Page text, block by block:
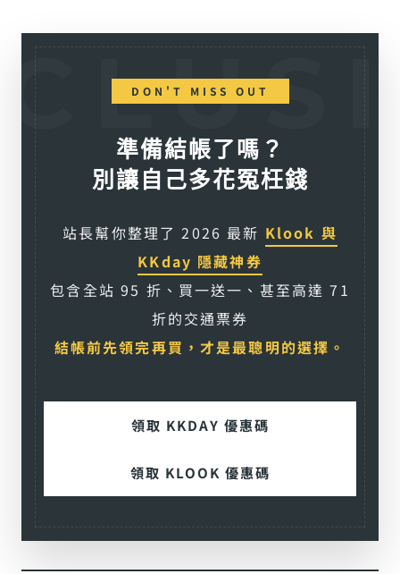
DON'T MISS OUT
準備結帳了嗎？
別讓自己多花冤枉錢
站長幫你整理了 2026 最新 Klook 與
KKday 隱藏神券
包含全站 95 折、買一送一、甚至高達 71
折的交通票券
結帳前先領完再買，才是最聰明的選擇。
領取 KKDAY 優惠碼
領取 KLOOK 優惠碼